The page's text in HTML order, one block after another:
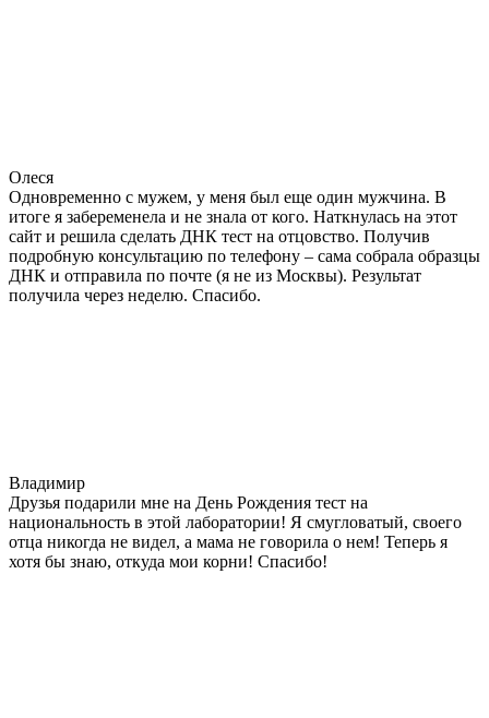
Олеся
Одновременно с мужем, у меня был еще один мужчина. В
итоге я забеременела и не знала от кого. Наткнулась на этот
сайт и решила сделать ДНК тест на отцовство. Получив
подробную консультацию по телефону – сама собрала образцы
ДНК и отправила по почте (я не из Москвы). Результат
получила через неделю. Спасибо.
Владимир
Друзья подарили мне на День Рождения тест на
национальность в этой лаборатории! Я смугловатый, своего
отца никогда не видел, а мама не говорила о нем! Теперь я
хотя бы знаю, откуда мои корни! Спасибо!